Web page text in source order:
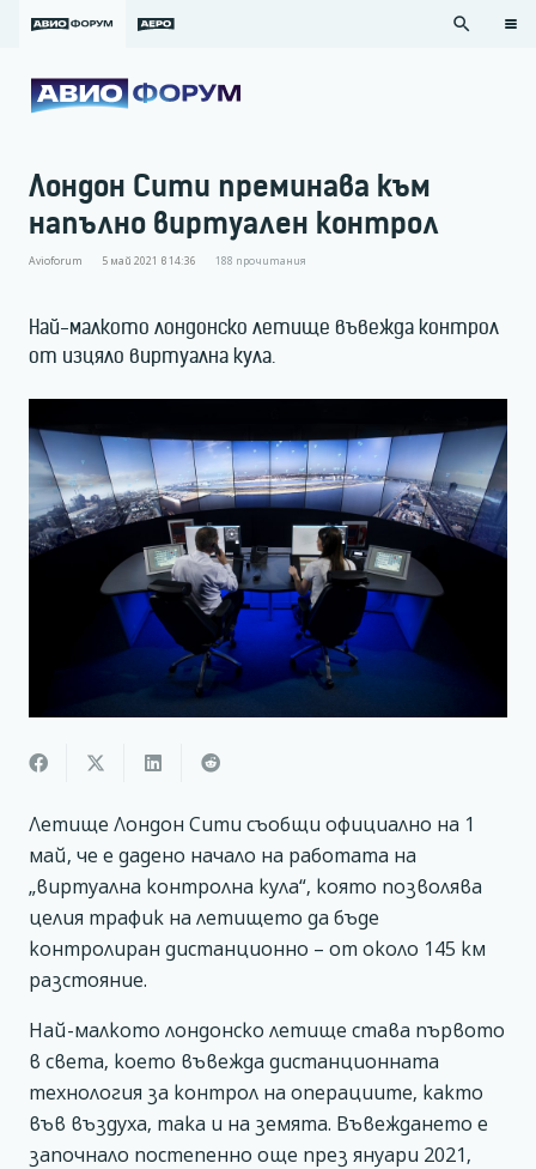
search
Лондон Сити преминава към
напълно виртуален контрол
Avioforum 5 май 2021 в 14:36 188 прочитания
Най-малкото лондонско летище въвежда контрол
от изцяло виртуална кула.
Летище Лондон Сити съобщи официално на 1
май, че е дадено начало на работата на
„виртуална контролна кула“, която позволява
целия трафик на летището да бъде
контролиран дистанционно – от около 145 км
разстояние.
Най-малкото лондонско летище става първото
в света, което въвежда дистанционната
технология за контрол на операциите, както
във въздуха, така и на земята. Въвеждането е
започнало постепенно още през януари 2021,